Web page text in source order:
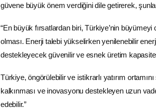
güvene büyük önem verdiğini dile getirerek,
“En büyük fırsatlardan biri, Türkiye’nin
olması. Enerji talebi yükselirken yenilenebilir
destekleyecek güvenilir ve esnek üretim
Türkiye, öngörülebilir ve istikrarlı yatırım
kalkınması ve inovasyonu destekleyen uzun
edebilir.”